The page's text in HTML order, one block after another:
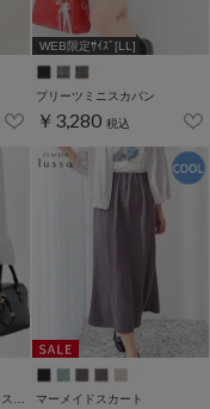
WEB限定ｻｲｽﾞ[LL]
プリーツミニスカパン
￥3,280 税込
マーメイドスカート